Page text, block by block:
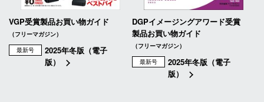
VGP受賞製品お買い物ガイド
（フリーマガジン）
最新号
2025年冬版（電子
版）
DGPイメージングアワード受賞
製品お買い物ガイド
（フリーマガジン）
最新号
2025年冬版（電子
版）